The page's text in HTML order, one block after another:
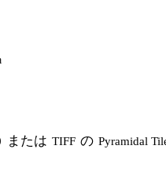
または TIFF の Pyramidal